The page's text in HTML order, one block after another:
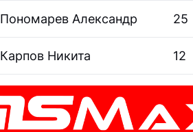
Пономарев Александр 25
Карпов Никита 12